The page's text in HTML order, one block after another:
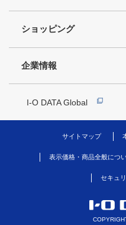
ショッピング
企業情報
I-O DATA Global
サイトマップ
表示価格・商品全般につ
セキュ